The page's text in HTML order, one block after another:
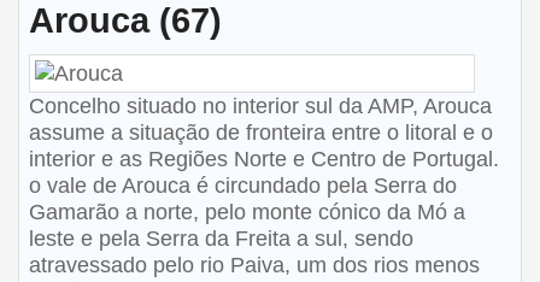
Arouca (67)
Concelho situado no interior sul da AMP, Arouca
assume a situação de fronteira entre o litoral e o
interior e as Regiões Norte e Centro de Portugal.
o vale de Arouca é circundado pela Serra do
Gamarão a norte, pelo monte cónico da Mó a
leste e pela Serra da Freita a sul, sendo
atravessado pelo rio Paiva, um dos rios menos